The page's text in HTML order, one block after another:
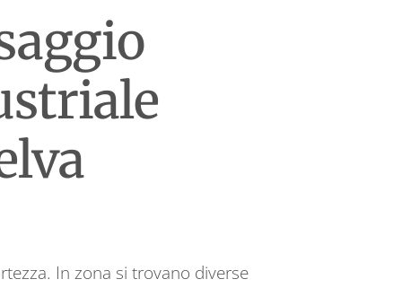
In zona si trovano diverse